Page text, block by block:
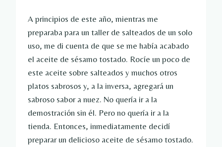
A principios de este año, mientras me
preparaba para un taller de salteados de un solo
uso, me di cuenta de que se me había acabado
el aceite de sésamo tostado. Rocíe un poco de
este aceite sobre salteados y muchos otros
platos sabrosos y, a la inversa, agregará un
sabroso sabor a nuez. No quería ir a la
demostración sin él. Pero no quería ir a la
tienda. Entonces, inmediatamente decidí
preparar un delicioso aceite de sésamo tostado.